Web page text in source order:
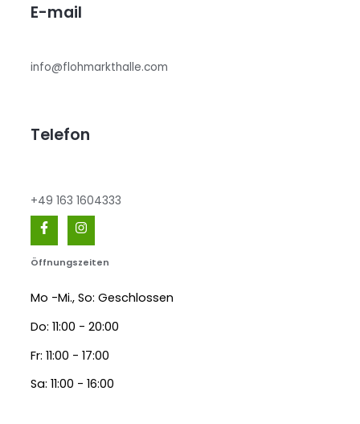
E-mail
info@flohmarkthalle.com
Telefon
+49 163 1604333
Öffnungszeiten
Mo -Mi., So: Geschlossen
Do: 11:00 - 20:00
Fr: 11:00 - 17:00
Sa: 11:00 - 16:00